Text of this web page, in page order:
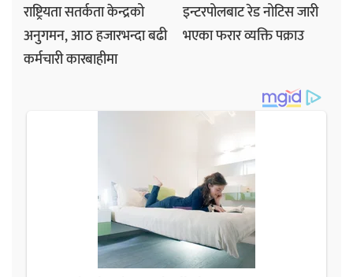
राष्ट्रियता सतर्कता केन्द्रको
अनुगमन, आठ हजारभन्दा बढी
कर्मचारी कारबाहीमा
इन्टरपोलबाट रेड नोटिस जारी
भएका फरार व्यक्ति पक्राउ